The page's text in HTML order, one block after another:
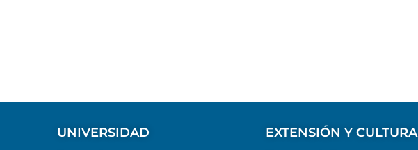
UNIVERSIDAD EXTENSIÓN Y CULTURA